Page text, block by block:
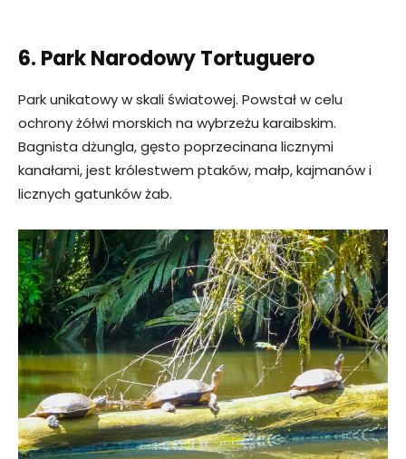
6. Park Narodowy Tortuguero
Park unikatowy w skali światowej. Powstał w celu
ochrony żółwi morskich na wybrzeżu karaibskim.
Bagnista dżungla, gęsto poprzecinana licznymi
kanałami, jest królestwem ptaków, małp, kajmanów i
licznych gatunków żab.